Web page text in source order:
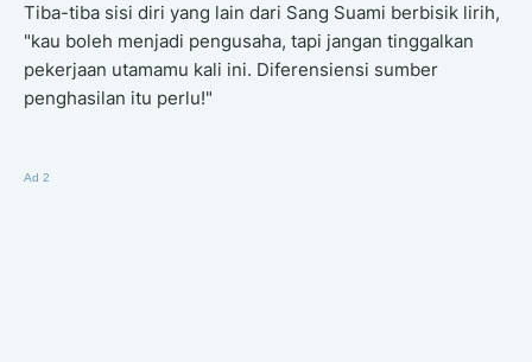
Tiba-tiba sisi diri yang lain dari Sang Suami berbisik lirih,
"kau boleh menjadi pengusaha, tapi jangan tinggalkan
pekerjaan utamamu kali ini. Diferensiensi sumber
penghasilan itu perlu!"
Ad 2